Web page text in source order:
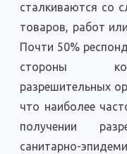
сталкиваются со
товаров, работ
Почти 50%
стороны
разрешительных
что наиболее
получении
санитарно-